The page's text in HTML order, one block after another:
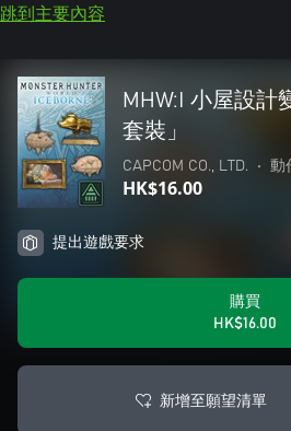
跳到主要內容
MHW:I 小屋設計
套裝」
CAPCOM CO., LTD. • 動
HK$16.00
提出遊戲要求
購買
HK$16.00
新增至願望清單